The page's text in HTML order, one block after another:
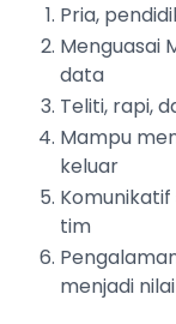
Pria,
Menguasai
data
Teliti, rapi,
Mampu
keluar
tim
menjadi